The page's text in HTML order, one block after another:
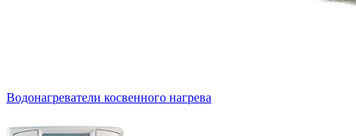
Водонагреватели косвенного нагрева